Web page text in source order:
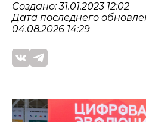
Создано: 31.01.2023 12:02
Дата последнего
04.08.2026 14:29